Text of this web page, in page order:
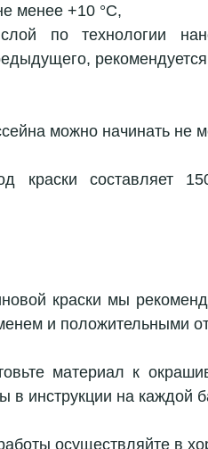
менее +10 °С,
по технологии
рекомендуется
можно начинать не
краски составляет
краски мы
и положительными
материал к
в инструкции на каждой
осуществляйте в